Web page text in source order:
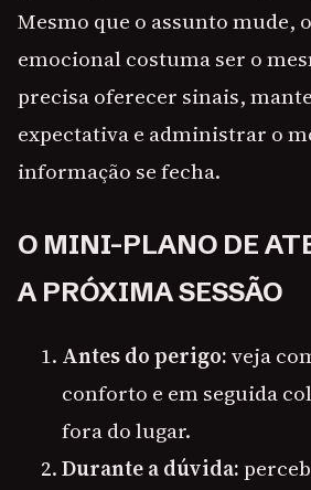
Mesmo que o assunto mude,
emocional costuma ser o
precisa oferecer sinais,
expectativa e administrar o
informação se fecha.
O MINI-PLANO DE
A PRÓXIMA SESSÃO
Antes do perigo:veja
conforto e em seguida
fora do lugar.
Durante a dúvida: